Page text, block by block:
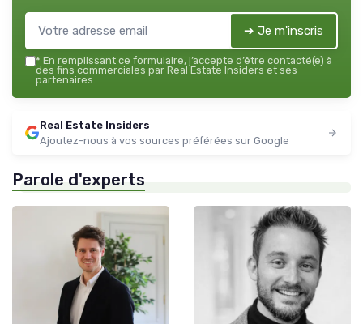
➔ Je m'inscris
* En remplissant ce formulaire, j’accepte d’être contacté(e) à
des fins commerciales par Real Estate Insiders et ses
partenaires.
Real Estate Insiders
Ajoutez-nous à vos sources préférées sur Google
Parole d'experts